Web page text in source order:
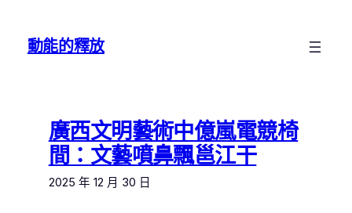
動能的釋放
廣西文明藝術中億嵐電競椅
間：文藝噴鼻飄邕江干
2025 年 12 月 30 日